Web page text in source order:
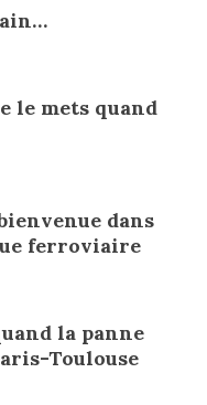
le mets quand
dans
ferroviaire
la panne
Toulouse